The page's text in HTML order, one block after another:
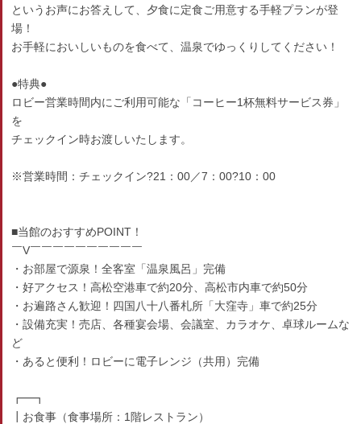
というお声にお答えして、夕食に定食ご用意する手軽プランが登
場！
お手軽においしいものを食べて、温泉でゆっくりしてください！
●特典●
ロビー営業時間内にご利用可能な「コーヒー1杯無料サービス券」
を
チェックイン時お渡しいたします。
※営業時間：チェックイン?21：00／7：00?10：00
■当館のおすすめPOINT！
￣V￣￣￣￣￣￣￣￣￣￣
・お部屋で源泉！全客室「温泉風呂」完備
・好アクセス！高松空港車で約20分、高松市内車で約50分
・お遍路さん歓迎！四国八十八番札所「大窪寺」車で約25分
・設備充実！売店、各種宴会場、会議室、カラオケ、卓球ルームな
ど
・あると便利！ロビーに電子レンジ（共用）完備
┏━┓
┃お食事（食事場所：1階レストラン）